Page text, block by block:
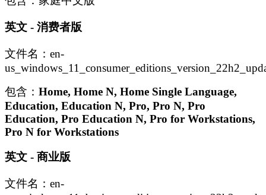
英文 - 消费者版
文件名：en-
包含： Home, Home N, Home Single Language,
Education, Education N, Pro, Pro N, Pro
Education, Pro Education N, Pro for Workstations,
Pro N for Workstations
英文 - 商业版
文件名：en-